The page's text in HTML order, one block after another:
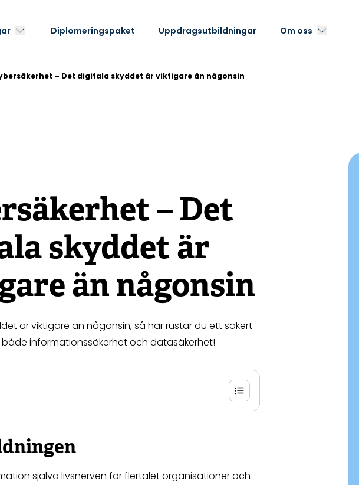
Diplomeringspaket Uppdragsutbildningar Om oss
– Det digitala skyddet är viktigare än någonsin
– Det
skyddet är
än någonsin
är viktigare än någonsin, så här rustar du ett säkert
informationssäkerhet och datasäkerhet!
själva livsnerven för flertalet organisationer och